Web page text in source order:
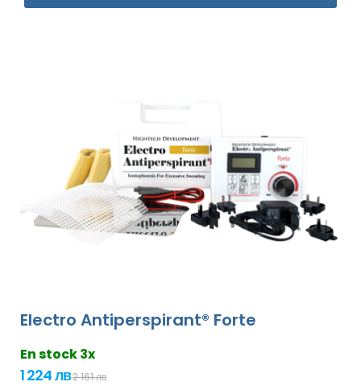
Electro Antiperspirant® Forte
En stock 3x
1 224 лв2 161 лв